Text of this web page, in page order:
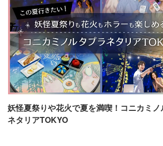
妖怪夏祭りや花火で夏を満喫！コニカミノ
ネタリアTOKYO